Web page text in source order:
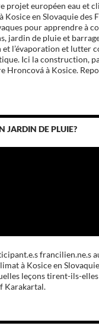
projet européen eau et
en Slovaquie des
pour apprendre à
jardin de pluie et
l’évaporation et lutter
Ici la construction,
Hroncová à Kosice.
JARDIN DE PLUIE?
francilien.ne.s
à Kosice en
leçons tirent-ils-
Karakartal.